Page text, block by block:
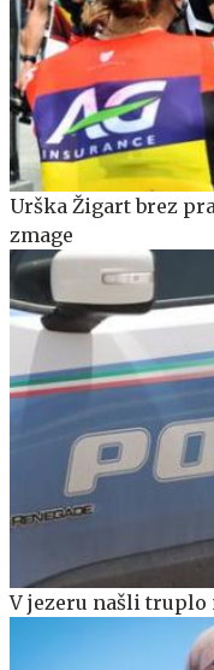
Urška Žigart brez
zmage
V jezeru našli